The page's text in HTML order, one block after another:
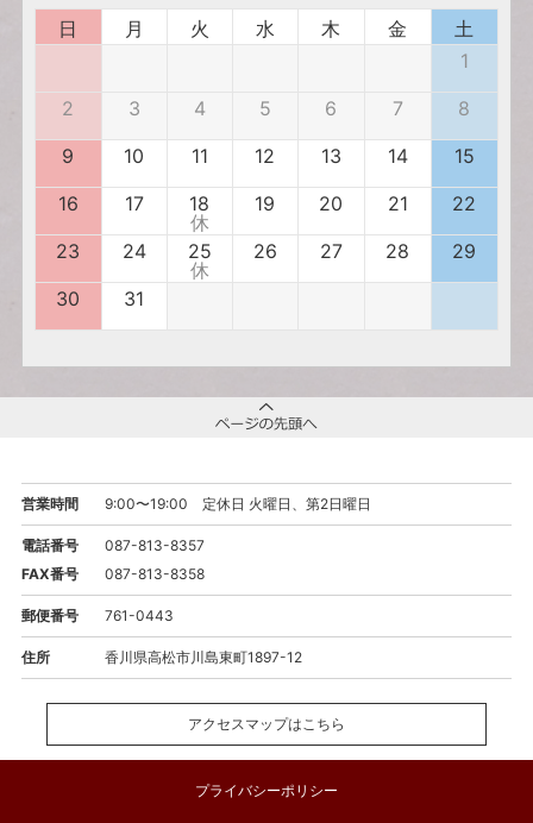
日 月 火 水 木 金
土
1
2
3 4 5 6 7
8
9
10 11 12 13 14
15
16
17
18
休
19 20 21
22
23
24
25
休
26 27 28
29
30
31
営業時間 9:00〜19:00 定休日 火曜日、第2日曜日
電話番号
087-813-8357
FAX番号
087-813-8358
郵便番号 761-0443
住所 香川県高松市川島東町1897-12
アクセスマップはこちら
プライバシーポリシー